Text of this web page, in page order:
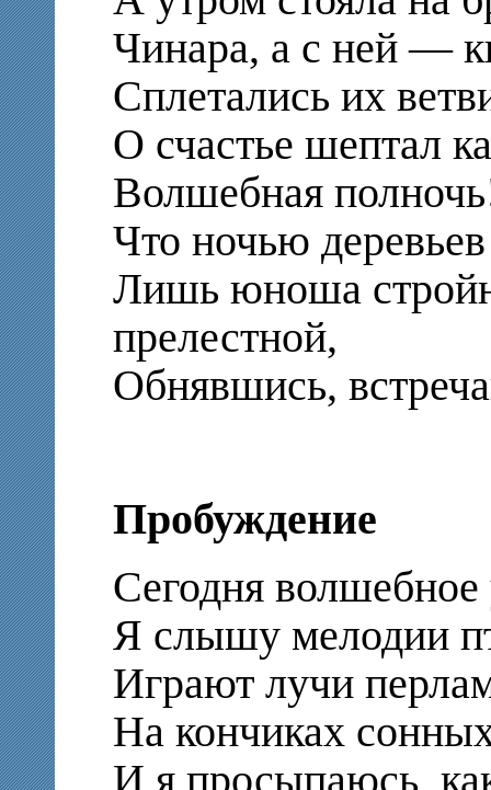
Чинара, а с ней —
Сплетались их
О счастье шептал
Волшебная
Что ночью
Лишь юноша
прелестной,
Обнявшись,
Пробуждение
Сегодня волшебное
Я слышу мелодии
Играют лучи
На кончиках
И я просыпаюсь,